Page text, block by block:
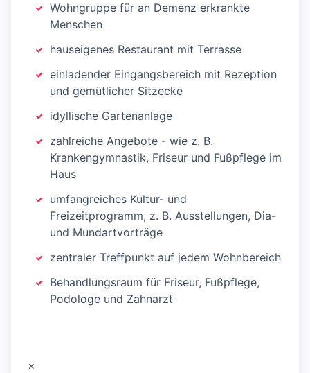
Wohngruppe für an Demenz erkrankte
Menschen
hauseigenes Restaurant mit Terrasse
einladender Eingangsbereich mit Rezeption
und gemütlicher Sitzecke
idyllische Gartenanlage
zahlreiche Angebote - wie z. B.
Krankengymnastik, Friseur und Fußpflege im
Haus
umfangreiches Kultur- und
Freizeitprogramm, z. B. Ausstellungen, Dia-
und Mundartvorträge
zentraler Treffpunkt auf jedem Wohnbereich
Behandlungsraum für Friseur, Fußpflege,
Podologe und Zahnarzt
×